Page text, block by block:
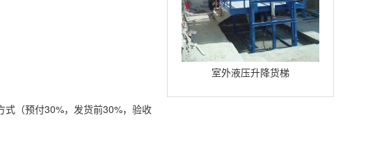
室外液压升降货梯
（预付30%，发货前30%，验收